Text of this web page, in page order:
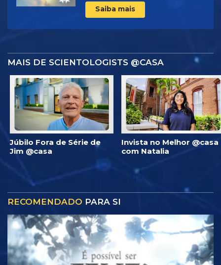
Saiba mais
MAIS DE SCIENTOLOGISTS @CASA
Júbilo Fora de Série de
Jim @casa
Invista no Melhor @casa
com Natalia
RECOMENDADO PARA SI